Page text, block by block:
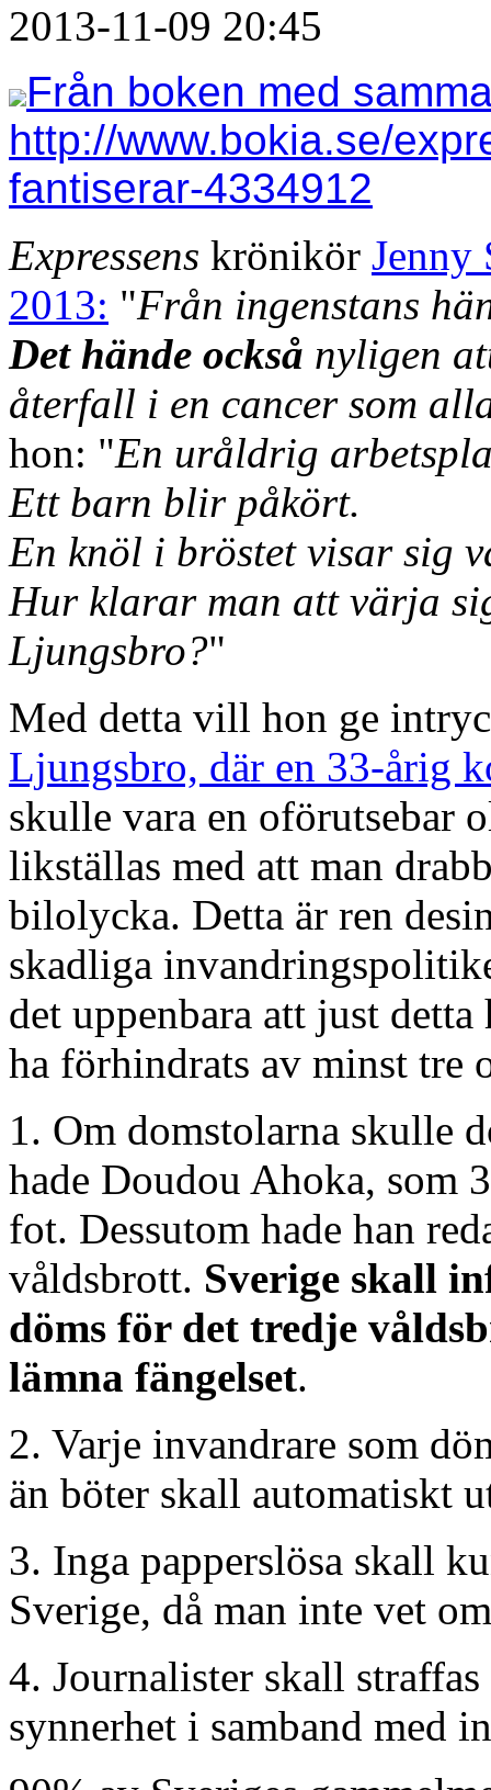
2013-11-09 20:45
Från boken med
http://www.bokia.se/
fantiserar-4334912
Expressens krönikör Jenny
2013: "Från ingenstans
Det hände också nyligen
återfall i en cancer som
hon: "En uråldrig
Ett barn blir påkört.
En knöl i bröstet visar sig
Hur klarar man att värja
Ljungsbro?"
Med detta vill hon ge
Ljungsbro, där en 33-årig
skulle vara en oförutsebar
likställas med att man
bilolycka. Detta är ren
skadliga
det uppenbara att just
ha förhindrats av minst tre
1. Om domstolarna skulle
hade Doudou Ahoka, som
fot. Dessutom hade han
våldsbrott. Sverige skall
döms för det tredje
lämna fängelset.
2. Varje invandrare som
än böter skall automatiskt
3. Inga papperslösa skall
Sverige, då man inte vet
4. Journalister skall
synnerhet i samband med